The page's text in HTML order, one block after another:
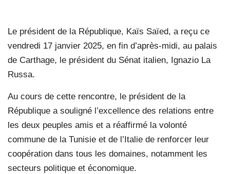
Le président de la République, Kaïs Saïed, a reçu ce
vendredi 17 janvier 2025, en fin d’après-midi, au palais
de Carthage, le président du Sénat italien, Ignazio La
Russa.
Au cours de cette rencontre, le président de la
République a souligné l’excellence des relations entre
les deux peuples amis et a réaffirmé la volonté
commune de la Tunisie et de l’Italie de renforcer leur
coopération dans tous les domaines, notamment les
secteurs politique et économique.